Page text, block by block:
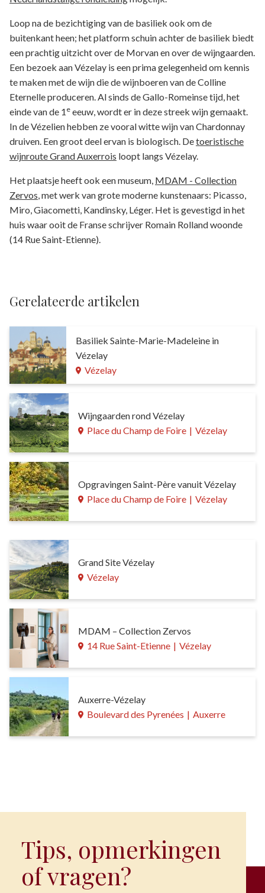
Loop na de bezichtiging van de basiliek ook om de
buitenkant heen; het platform schuin achter de basiliek biedt
een prachtig uitzicht over de Morvan en over de wijngaarden.
Een bezoek aan Vézelay is een prima gelegenheid om kennis
te maken met de wijn die de wijnboeren van de Colline
Eternelle produceren. Al sinds de Gallo-Romeinse tijd, het
einde van de 1 e eeuw, wordt er in deze streek wijn gemaakt.
In de Vézelien hebben ze vooral witte wijn van Chardonnay
druiven. Een groot deel ervan is biologisch. Detoeristische
wijnroute Grand Auxerrois loopt langs Vézelay.
Het plaatsje heeft ook een museum, MDAM - Collection
Zervos, met werk van grote moderne kunstenaars: Picasso,
Miro, Giacometti, Kandinsky, Léger. Het is gevestigd in het
huis waar ooit de Franse schrijver Romain Rolland woonde
(14 Rue Saint-Etienne).
Gerelateerde artikelen
Basiliek Sainte-Marie-Madeleine in
Vézelay
Vézelay
Wijngaarden rond Vézelay
Place du Champ de Foire | Vézelay
Opgravingen Saint-Père vanuit Vézelay
Place du Champ de Foire | Vézelay
Grand Site Vézelay
Vézelay
MDAM – Collection Zervos
14 Rue Saint-Etienne | Vézelay
Auxerre-Vézelay
Boulevard des Pyrenées | Auxerre
Tips, opmerkingen
of vragen?